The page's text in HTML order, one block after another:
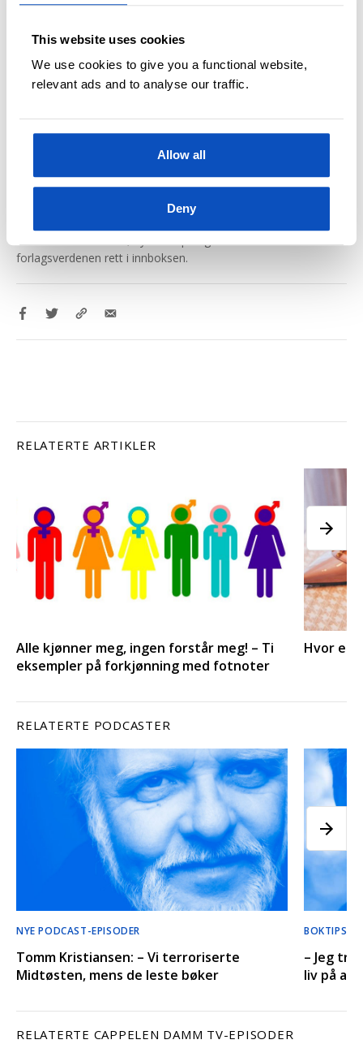
This website uses cookies
We use cookies to give you a functional website,
relevant ads and to analyse our traffic.
Allow all
Deny
Skrevet avEllisiv Lindkvist
OPPDATERT 16:22, 18 MAR 2019
DOKUMENTAR OG SAMFUNN
ELLISIV LINDKVISTS BLOGG
forlagsverdenen rett i innboksen.
RELATERTE ARTIKLER
Alle kjønner meg, ingen forstår meg! – Ti
eksempler på forkjønning med fotnoter
Hvor er
RELATERTE PODCASTER
NYE PODCAST-EPISODER
Tomm Kristiansen: – Vi terroriserte
Midtøsten, mens de leste bøker
BOKTIPS’
– Jeg
liv på
RELATERTE CAPPELEN DAMM TV-EPISODER